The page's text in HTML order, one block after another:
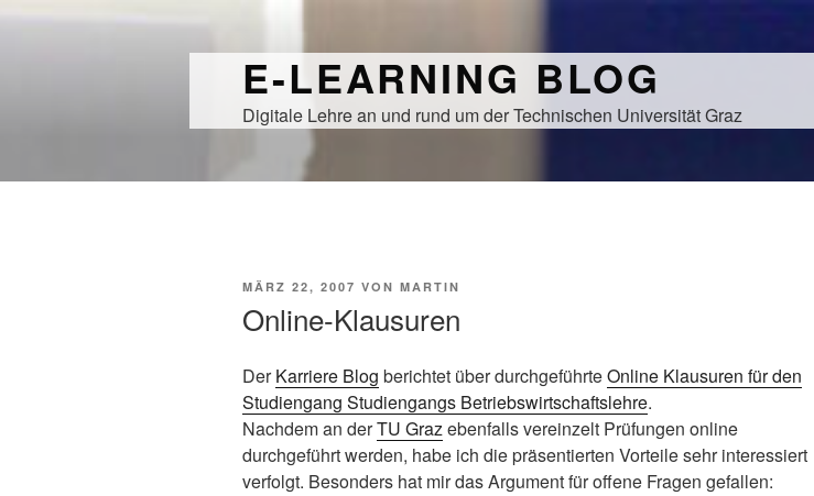
E-LEARNING BLOG
Digitale Lehre an und rund um der Technischen Universität Graz
VERÖFFENTLICHT
MÄRZ 22, 2007 VON MARTIN
Online-Klausuren
DerKarriere Blog berichtet über durchgeführteOnline Klausuren für den
Studiengang Studiengangs Betriebswirtschaftslehre.
Nachdem an derTU Grazebenfalls vereinzelt Prüfungen online
durchgeführt werden, habe ich die präsentierten Vorteile sehr interessiert
verfolgt. Besonders hat mir das Argument für offene Fragen gefallen: